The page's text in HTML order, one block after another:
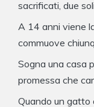
sacrificati, due
A 14 anni viene
commuove
Sogna una casa
promessa che
Quando un gatto